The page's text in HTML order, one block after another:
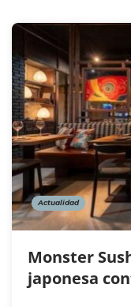
Actualidad
Monster
japonesa